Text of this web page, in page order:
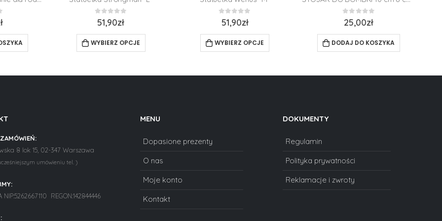
0z 5
51,90zł
WYBIERZ OPCJE
0z 5
51,90zł
WYBIERZ OPCJE
0z 5
25,00zł
DODAJ DO KOSZYKA
8 lok 15, 02-347 Warszawa
umówieniu tel. )
NIP:5262667110 REGON:142844446
MENU
Dopasione prezenty
O nas
Moje konto
Kontakt
DOKUMENTY
Regulamin
Polityka prywatności
Reklamacje i zwroty